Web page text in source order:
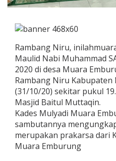
Rambang Niru,
Maulid Nabi Muhammad
2020 di desa Muara
Rambang Niru Kabupaten
(31/10/20) sekitar pukul
Masjid Baitul Muttaqin.
Kades Mulyadi Muara
sambutannya
merupakan prakarsa dari
Muara Emburung